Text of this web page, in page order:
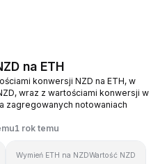
na ETH
konwersji NZD na ETH, w
wraz z wartościami konwersji w
zagregowanych notowaniach
1 rok temu
Wymień ETH na NZDWartość NZD